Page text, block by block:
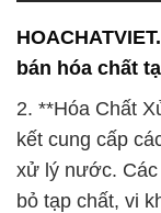
bán hóa chất
2. **Hóa Chất
kết cung cấp
xử lý nước. Các
bỏ tạp chất, vi